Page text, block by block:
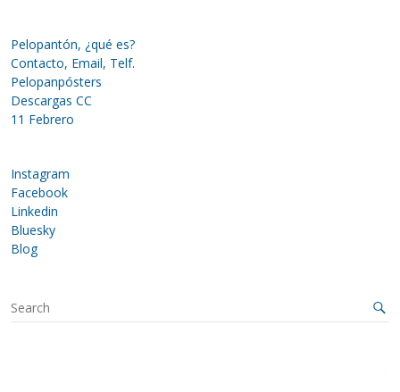
Pelopantón, ¿qué es?
Contacto, Email, Telf.
Pelopanpósters
Descargas CC
11 Febrero
Instagram
Facebook
Linkedin
Bluesky
Blog
S
e